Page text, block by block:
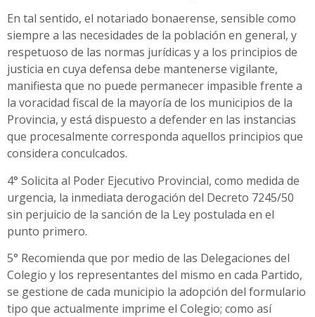
En tal sentido, el notariado bonaerense, sensible como
siempre a las necesidades de la población en general, y
respetuoso de las normas jurídicas y a los principios de
justicia en cuya defensa debe mantenerse vigilante,
manifiesta que no puede permanecer impasible frente a
la voracidad fiscal de la mayoría de los municipios de la
Provincia, y está dispuesto a defender en las instancias
que procesalmente corresponda aquellos principios que
considera conculcados.
4° Solicita al Poder Ejecutivo Provincial, como medida de
urgencia, la inmediata derogación del Decreto 7245/50
sin perjuicio de la sanción de la Ley postulada en el
punto primero.
5° Recomienda que por medio de las Delegaciones del
Colegio y los representantes del mismo en cada Partido,
se gestione de cada municipio la adopción del formulario
tipo que actualmente imprime el Colegio; como así